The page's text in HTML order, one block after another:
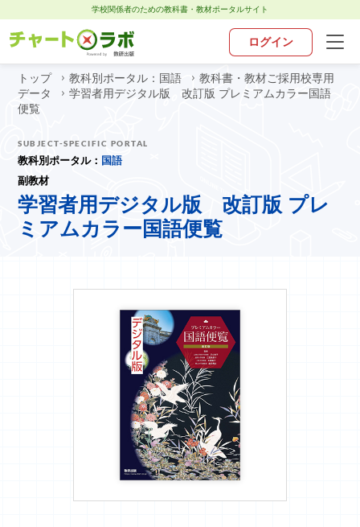
学校関係者のための教科書・教材ポータルサイト
トップ
お知らせ
教科別ポータル
新規会員登録
ログイン
ログイン
トップ 教科別ポータル：国語
教科書・教材ご採用校専用
データ
学習者用デジタル版 改訂版 プレミアムカラー国語
便覧
SUBJECT-SPECIFIC PORTAL
教科別ポータル： 国語
副教材
学習者用デジタル版 改訂版 プレ
ミアムカラー国語便覧